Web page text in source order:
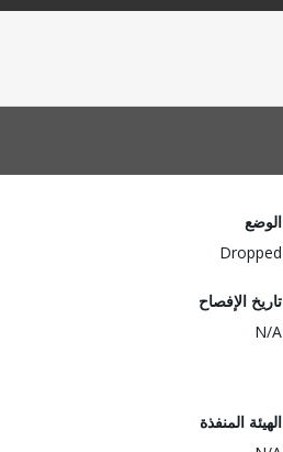
الوضع
Dropped
تاريخ الإفصاح
N/A
الهيئة المنفذة